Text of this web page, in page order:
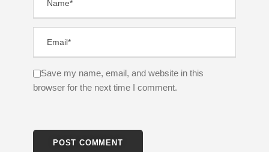
Save my name, email, and website in this
browser for the next time I comment.